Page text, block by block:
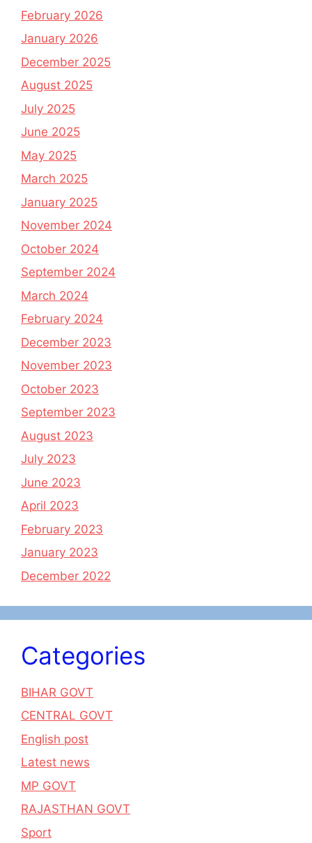
February 2026
January 2026
December 2025
August 2025
July 2025
June 2025
May 2025
March 2025
January 2025
November 2024
October 2024
September 2024
March 2024
February 2024
December 2023
November 2023
October 2023
September 2023
August 2023
July 2023
June 2023
April 2023
February 2023
January 2023
December 2022
Categories
BIHAR GOVT
CENTRAL GOVT
English post
Latest news
MP GOVT
RAJASTHAN GOVT
Sport